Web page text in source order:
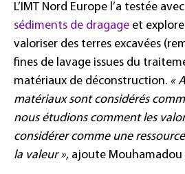
L’IMT Nord Europe l’a testée
sédiments de dragage et
valoriser des terres excavées
fines de lavage issues du
matériaux de déconstruction. «
matériaux sont considérés
nous étudions comment les
considérer comme une
la valeur », ajoute Mouhamadou